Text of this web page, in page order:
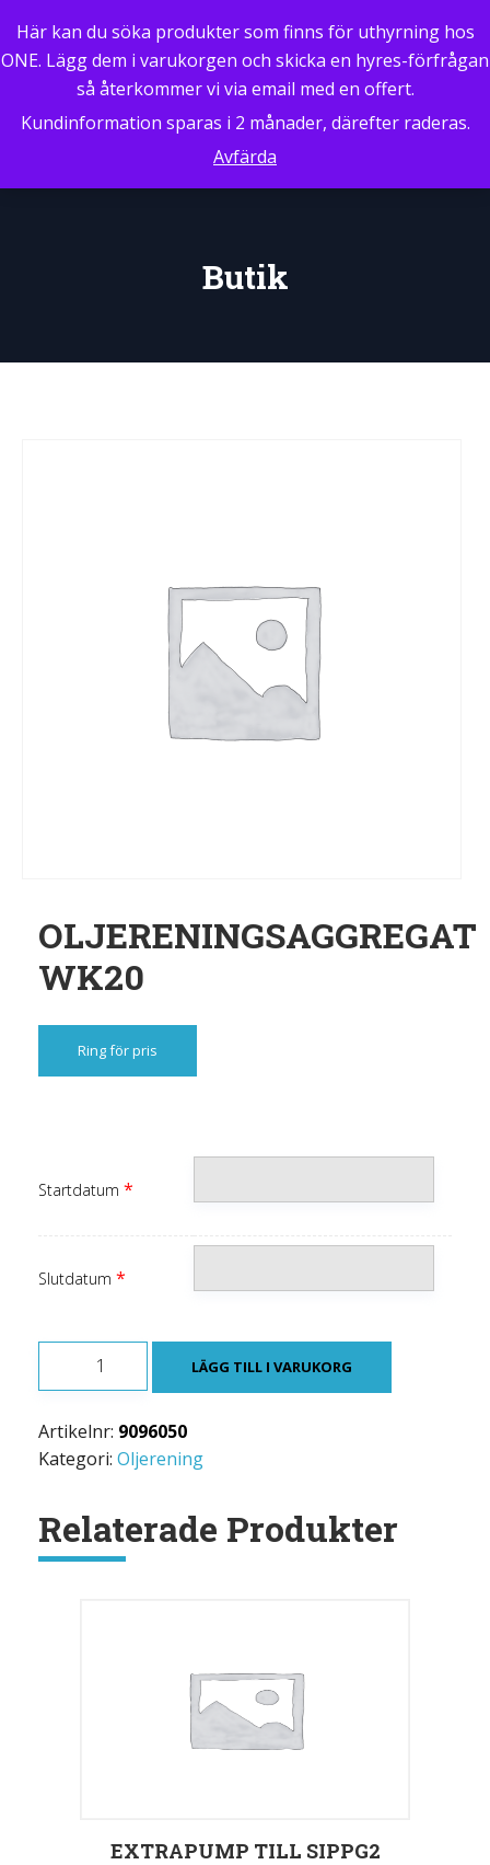
Här kan du söka produkter som finns för uthyrning hos
ONE. Lägg dem i varukorgen och skicka en hyres-förfrågan
så återkommer vi via email med en offert.
Kundinformation sparas i 2 månader, därefter raderas.
Avfärda
Butik
OLJERENINGSAGGREGAT
WK20
Ring för pris
Startdatum *
Slutdatum *
OLJERENINGSAGGREGAT
LÄGG TILL I VARUKORG
Artikelnr: 9096050
Kategori: Oljerening
Relaterade Produkter
EXTRAPUMP TILL SIPPG2